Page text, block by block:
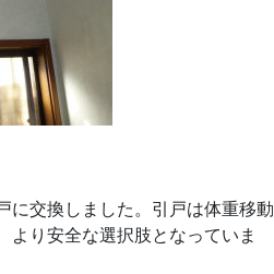
に交換しました。引戸は体重移動
より安全な選択肢となっていま